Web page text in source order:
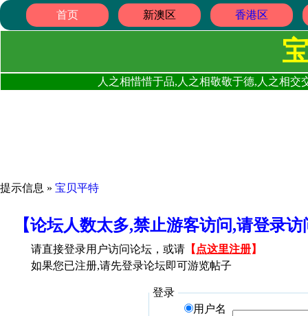
首页 新澳区 香港区
人之相惜惜于品,人之相敬敬于德,人之相
提示信息 » 宝贝平特
【论坛人数太多,禁止游客访问,请登录
请直接登录用户访问论坛，或请 【 点这里注册】
如果您已注册,请先登录论坛即可游览帖子
登录
用户名